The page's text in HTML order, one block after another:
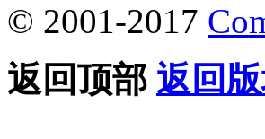
© 2001-2017
返回顶部 返回